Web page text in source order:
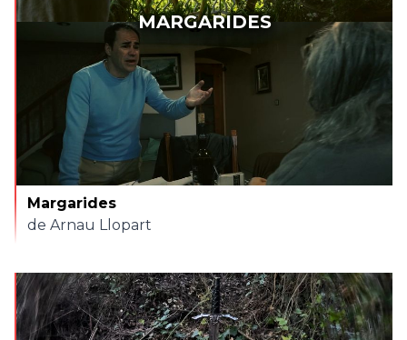
MARGARIDES
Margarides
de Arnau Llopart